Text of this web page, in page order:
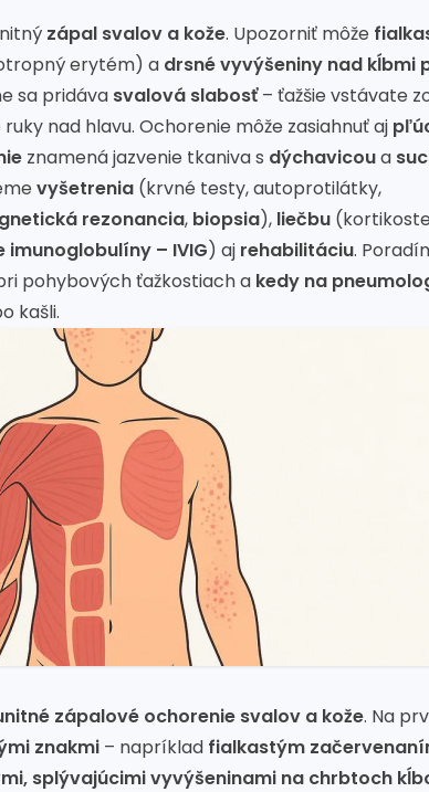
zápal svalov a kože. Upozorniť môže
erytém) a drsné vyvýšeniny nad kĺbmi
sa pridáva svalová slabosť– ťažšie vstávate
nad hlavu. Ochorenie môže zasiahnuť aj
znamená jazvenie tkaniva s dýchavicoua
vyšetrenia (krvné testy, autoprotilátky,
rezonancia, biopsia), liečbu
imunoglobulíny – IVIG) aj rehabilitáciu.
pohybových ťažkostiach a kedy na
kašli.
zápalové ochorenie svalov a kože. Na
znakmi – napríklad fialkastým
splývajúcimi vyvýšeninami na chrbtoch